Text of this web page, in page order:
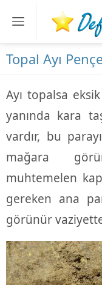
Topal Ayı
Ayı topalsa
yanında kara
vardır, bu
mağara
muhtemelen
gereken ana
görünür